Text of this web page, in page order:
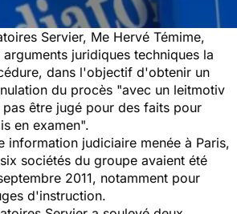
Servier, Me Hervé Témime,
juridiques techniques la
dans l'objectif d'obtenir un
du procès "avec un leitmotiv
être jugé pour des faits pour
en examen".
information judiciaire menée à Paris,
sociétés du groupe avaient été
2011, notamment pour
d'instruction.